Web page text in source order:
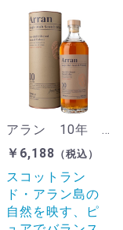
アラン 10年 700ml 46%
￥6,188 （税込）
スコットラン
ド・アラン島の
自然を映す、ピ